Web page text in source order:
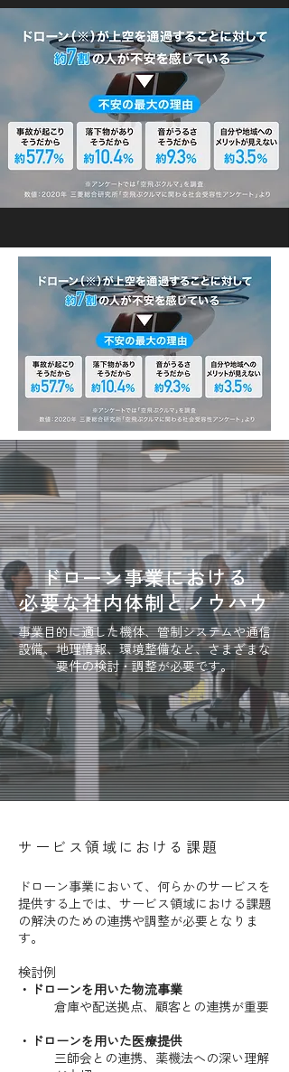
ドローン事業における
​必要な社内体制とノウハウ
事業目的に適した機体、管制システムや通信
設備、地理情報、環境整備など、さまざまな
要件の検討・調整が必要です。
サービス領域における課題
ドローン事業において、何らかのサービスを
提供する上では、サービス領域における課題
の解決のための連携や調整が必要となりま
す。
検討例
・ドローンを用いた物流事業
倉庫や配送拠点、顧客との連携が重要
・ドローンを用いた医療提供
三師会との連携、薬機法への深い理解